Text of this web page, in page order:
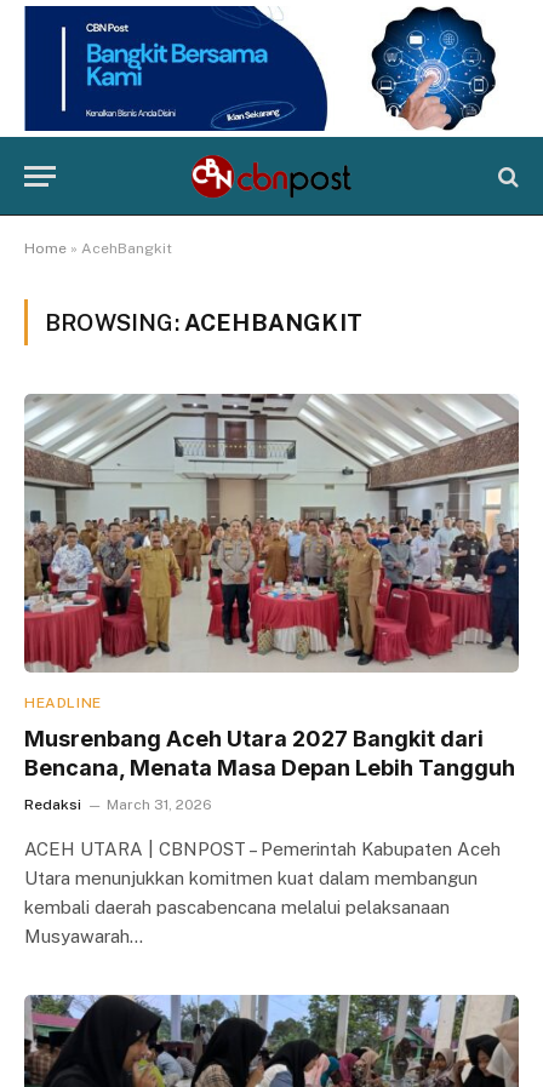
Home » AcehBangkit
BROWSING: ACEHBANGKIT
HEADLINE
Musrenbang Aceh Utara 2027 Bangkit dari
Bencana, Menata Masa Depan Lebih Tangguh
Redaksi March 31, 2026
ACEH UTARA | CBNPOST – Pemerintah Kabupaten Aceh
Utara menunjukkan komitmen kuat dalam membangun
kembali daerah pascabencana melalui pelaksanaan
Musyawarah…